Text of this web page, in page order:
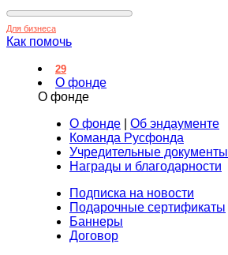
Для бизнеса
Как помочь
29
О фонде
О фонде
О фонде
Об эндаументе
Команда Русфонда
Учредительные документы
Награды и благодарности
Подписка на новости
Подарочные сертификаты
Баннеры
Договор